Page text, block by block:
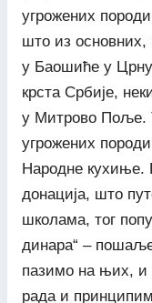
угрожених
што из
у Баошиће у
крста Србије,
у Митрово Поље.
угрожених
Народне кухиње.
донација, што
школама, тог
динара“ –
пазимо на њих, и
рада и